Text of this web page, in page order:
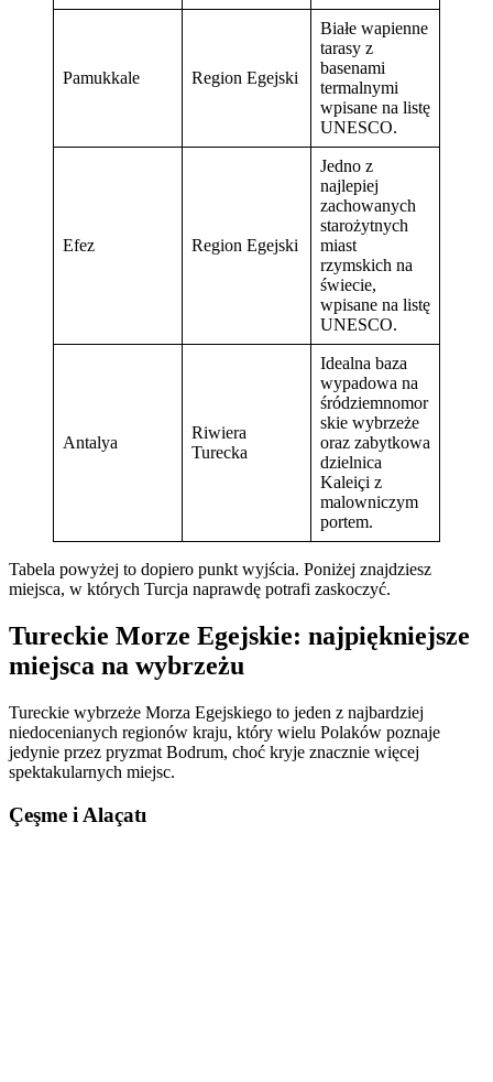
Pamukkale Region Egejski
Białe wapienne
tarasy z
basenami
termalnymi
wpisane na listę
UNESCO.
Efez Region Egejski
Jedno z
najlepiej
zachowanych
starożytnych
miast
rzymskich na
świecie,
wpisane na listę
UNESCO.
Antalya
Riwiera
Turecka
Idealna baza
wypadowa na
śródziemnomor
skie wybrzeże
oraz zabytkowa
dzielnica
Kaleiçi z
malowniczym
portem.
Tabela powyżej to dopiero punkt wyjścia. Poniżej znajdziesz
miejsca, w których Turcja naprawdę potrafi zaskoczyć.
Tureckie Morze Egejskie: najpiękniejsze
miejsca na wybrzeżu
Tureckie wybrzeże Morza Egejskiego to jeden z najbardziej
niedocenianych regionów kraju, który wielu Polaków poznaje
jedynie przez pryzmat Bodrum, choć kryje znacznie więcej
spektakularnych miejsc.
Çeşme i Alaçatı